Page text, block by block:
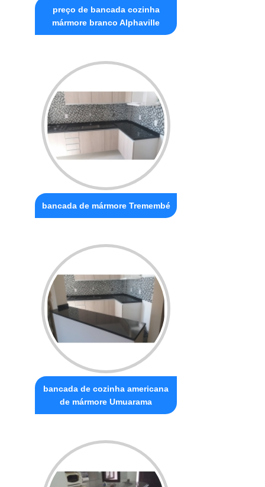
preço de bancada cozinha
mármore branco Alphaville
bancada de mármore Tremembé
bancada de cozinha americana
de mármore Umuarama